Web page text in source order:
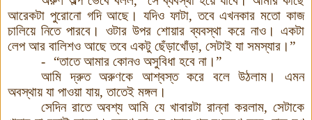
আরেকটা পুরোনো গদি আছে । যদিও ফাটা,তবে এখনকার মতো কাজ
চালিয়ে নিতে পারবে । ওটার উপর শোয়ার ব্যবস্থা করে নাও। একটা
লেপ আর বালিশও আছে তবে একটু ছেঁড়াখোঁড়া, সেটাই যা সমস্যার ।”
-
“তাতে আমার কোনও অসুবিধা হবে না ।”
আমি দ্রুত অরুণকে আশ্বস্ত করে বলে উঠলাম ।
এমন
অবস্থায় যা পাওয়া যায়,তাতেই মঙ্গল ।
সেদিন রাতে অবশ্য আমি যে খাবারটা রান্না করলাম, সেটাকে